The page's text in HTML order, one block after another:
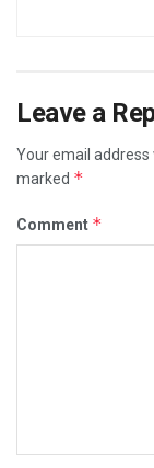
Leave a
Your email address
marked *
Comment *